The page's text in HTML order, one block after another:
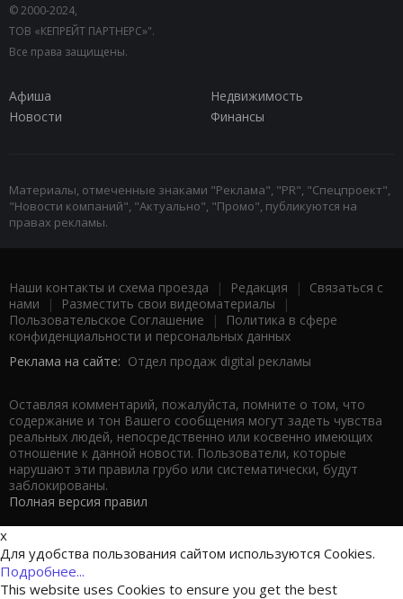
© 2000-2024,
ТОВ «КЕПРЕЙТ ПАРТНЕРС»".
Все права защищены.
Афиша
Недвижимость
Новости
Финансы
Материалы, отмеченные знаками "Реклама", "PR", "Спецпроект",
"Новости компаний", "Актуально", "Промо", публикуются на
правах рекламы.
Наши контакты и схема проезда | Редакция | Связаться с
нами | Разместить свои видеоматериалы |
Пользовательское Соглашение |
Политика в сфере
конфиденциальности и персональных данных
Реклама на сайте: Отдел продаж digital рекламы
Оставляя комментарий, пожалуйста, помните о том, что
содержание и тон Вашего сообщения могут задеть чувства
реальных людей, непосредственно или косвенно имеющих
отношение к данной новости. Пользователи, которые
нарушают эти правила грубо или систематически, будут
заблокированы.
Полная версия правил
x
Для удобства пользования сайтом используются Cookies.
Подробнее...
This website uses Cookies to ensure you get the best